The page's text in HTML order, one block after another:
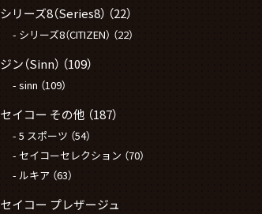
シリーズ8（Series8） （22）
シリーズ8（CITIZEN） （22）
ジン（Sinn） （109）
sinn （109）
セイコー その他 （187）
5 スポーツ （54）
セイコーセレクション （70）
ルキア （63）
セイコー プレザージュ